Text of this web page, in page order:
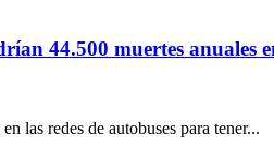
44.500 muertes anuales
las redes de autobuses para tener...